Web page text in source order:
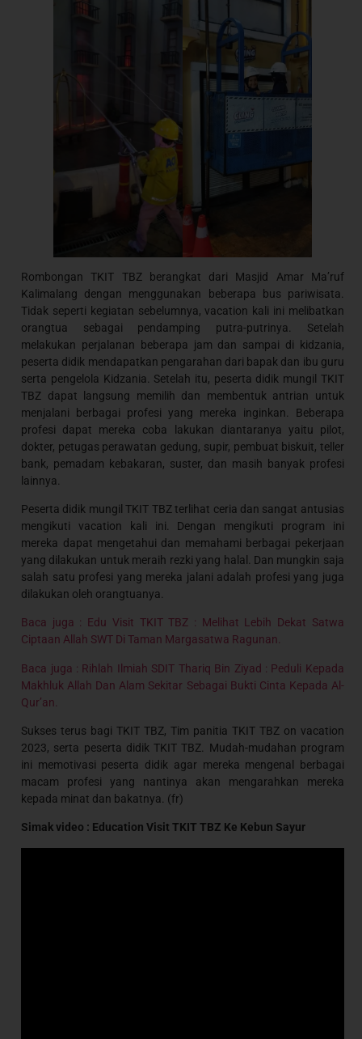
Rombongan TKIT TBZ berangkat dari Masjid Amar Ma’ruf
Kalimalang dengan menggunakan beberapa bus pariwisata.
Tidak seperti kegiatan sebelumnya, vacation kali ini melibatkan
orangtua sebagai pendamping putra-putrinya. Setelah
melakukan perjalanan beberapa jam dan sampai di kidzania,
peserta didik mendapatkan pengarahan dari bapak dan ibu guru
serta pengelola Kidzania. Setelah itu, peserta didik mungil TKIT
TBZ dapat langsung memilih dan membentuk antrian untuk
menjalani berbagai profesi yang mereka inginkan. Beberapa
profesi dapat mereka coba lakukan diantaranya yaitu pilot,
dokter, petugas perawatan gedung, supir, pembuat biskuit, teller
bank, pemadam kebakaran, suster, dan masih banyak profesi
lainnya.
Peserta didik mungil TKIT TBZ terlihat ceria dan sangat antusias
mengikuti vacation kali ini. Dengan mengikuti program ini
mereka dapat mengetahui dan memahami berbagai pekerjaan
yang dilakukan untuk meraih rezki yang halal. Dan mungkin saja
salah satu profesi yang mereka jalani adalah profesi yang juga
dilakukan oleh orangtuanya.
Baca juga : Edu Visit TKIT TBZ : Melihat Lebih Dekat Satwa
Ciptaan Allah SWT Di Taman Margasatwa Ragunan.
Baca juga : Rihlah Ilmiah SDIT Thariq Bin Ziyad : Peduli Kepada
Makhluk Allah Dan Alam Sekitar Sebagai Bukti Cinta Kepada Al-
Qur’an.
Sukses terus bagi TKIT TBZ, Tim panitia TKIT TBZ on vacation
2023, serta peserta didik TKIT TBZ. Mudah-mudahan program
ini memotivasi peserta didik agar mereka mengenal berbagai
macam profesi yang nantinya akan mengarahkan mereka
kepada minat dan bakatnya. (fr)
Simak video : Education Visit TKIT TBZ Ke Kebun Sayur